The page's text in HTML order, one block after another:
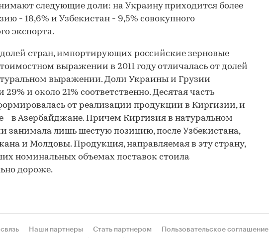
следующие доли: на Украину приходится более
- 18,6% и Узбекистан - 9,5% совокупного
экспорта.
стран, импортирующих российские зерновые
выражении в 2011 году отличалась от долей
выражении. Доли Украины и Грузии
29% и около 21% соответственно. Десятая часть
от реализации продукции в Киргизии, и
- в Азербайджане. Причем Киргизия в натуральном
занимала лишь шестую позицию, после Узбекистана,
и Молдовы. Продукция, направляемая в эту страну,
номинальных объемах поставок стоила
дороже.
Наши партнеры Стать партнером Пользовательское соглашение